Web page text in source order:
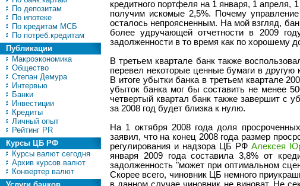
По депозитам
По ипотеке
По кредитам МСБ
По потреб.кредитам
Публикации
Макроэкономика
Общество
Степан Демура
Интервью
Банки
Инвестиции
Кредиты
Личный опыт
Рейтинг PR
Курсы ЦБ РФ
Курсы валют сегодня
Архив курсов валют
Конвертер валют
кредитного портфеля на 1 января, 1 апреля,
получим искомые 2,5%. Почему
осталось непроясненным. На мой взгляд,
более удручающей отчетности в 2009
задолженности в то время как по хорошему
В третьем квартале банк также
перевел некоторые ценные бумаги в
В итоге убытки банка в третьем квартале
убыток банка мог бы составить не менее
четвертый квартал банк также завершит с
за 2008 год будет близка к нулю.
На 1 октября 2008 года доля
заявил, что на конец 2008 года размер
регулирования и надзора ЦБ РФ Алексея
января 2009 года составила 3,8% от
задолженность "может при оптимальном
Скорее всего, чиновник ЦБ немного